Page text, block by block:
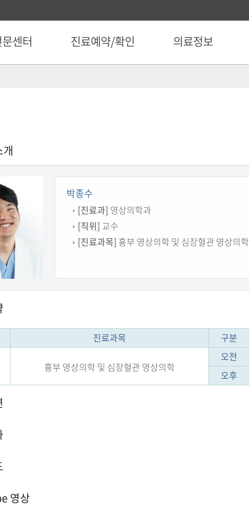
센터 진료예약/확인 의료정보
박종수
[진료과] 영상의학과
[직위] 교수
[진료과목] 흉부 영상의학 및 심장혈관 영상의학
진료과목 구분
흉부 영상의학 및 심장혈관 영상의학
오전
오후
영상